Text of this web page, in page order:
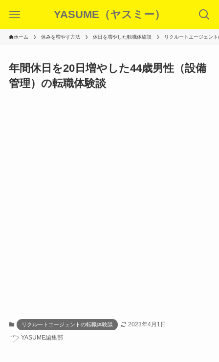
YASUME（ヤスミー）
ホーム 休みを増やす方法 休日を増やした転職体験談 リクルートエージェン
年間休日を20日増やした44歳男性（設備
管理）の転職体験談
リクルートエージェントの転職体験談
2023年4月1日
YASUME編集部